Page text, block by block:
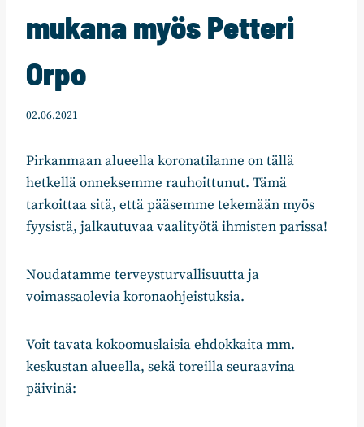
mukana myös Petteri
Orpo
02.06.2021
Pirkanmaan alueella koronatilanne on tällä
hetkellä onneksemme rauhoittunut. Tämä
tarkoittaa sitä, että pääsemme tekemään myös
fyysistä, jalkautuvaa vaalityötä ihmisten parissa!
Noudatamme terveysturvallisuutta ja
voimassaolevia koronaohjeistuksia.
Voit tavata kokoomuslaisia ehdokkaita mm.
keskustan alueella, sekä toreilla seuraavina
päivinä: